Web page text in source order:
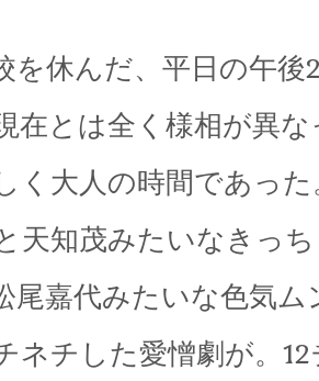
を休んだ、平日の午
在とは全く様相が異
く大人の時間であっ
天知茂みたいなきっ
尾嘉代みたいな色気
ネチした愛憎劇が。